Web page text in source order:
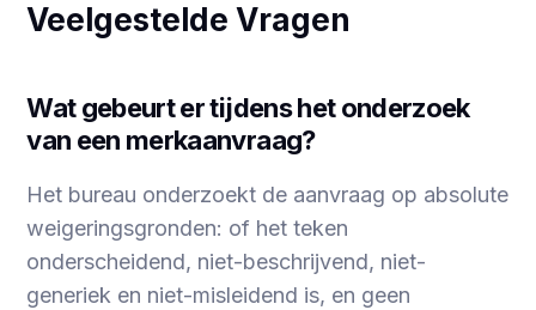
Veelgestelde Vragen
Wat gebeurt er tijdens het onderzoek
van een merkaanvraag?
Het bureau onderzoekt de aanvraag op absolute
weigeringsgronden: of het teken
onderscheidend, niet-beschrijvend, niet-
generiek en niet-misleidend is, en geen